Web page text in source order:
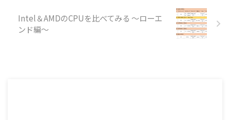
Intel＆AMDのCPUを比べてみる ～ローエ
ンド編～